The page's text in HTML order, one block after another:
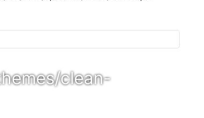
clean-